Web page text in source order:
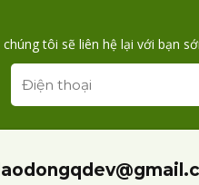
tôi sẽ liên hệ lại với bạn